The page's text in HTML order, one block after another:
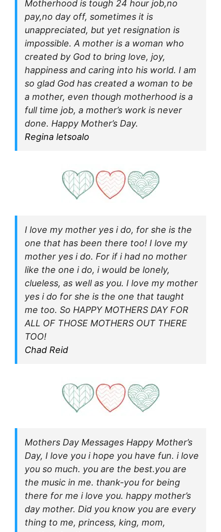
Motherhood is tough 24 hour job,no
pay,no day off, sometimes it is
unappreciated, but yet resignation is
impossible. A mother is a woman who
created by God to bring love, joy,
happiness and caring into his world. I am
so glad God has created a woman to be
a mother, even though motherhood is a
full time job, a mother’s work is never
done. Happy Mother’s Day.
Regina letsoalo
I love my mother yes i do, for she is the
one that has been there too! I love my
mother yes i do. For if i had no mother
like the one i do, i would be lonely,
clueless, as well as you. I love my mother
yes i do for she is the one that taught
me too. So HAPPY MOTHERS DAY FOR
ALL OF THOSE MOTHERS OUT THERE
TOO!
Chad Reid
Mothers Day Messages Happy Mother’s
Day, I love you i hope you have fun. i love
you so much. you are the best.you are
the music in me. thank-you for being
there for me i love you. happy mother’s
day mother. Did you know you are every
thing to me, princess, king, mom,